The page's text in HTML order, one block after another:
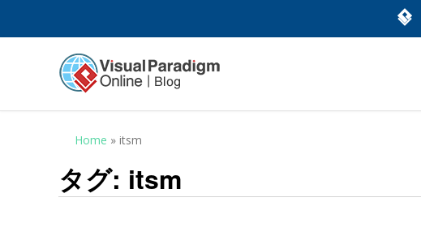
Home » itsm
タグ: itsm